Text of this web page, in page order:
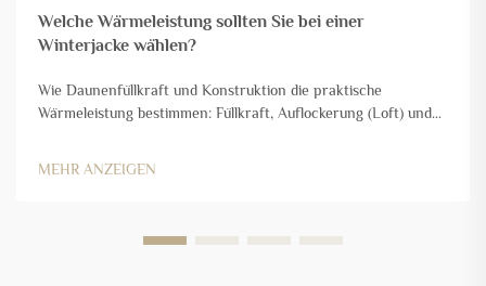
Welche Wärmeleistung sollten Sie bei einer
Winterjacke wählen?
Wie Daunenfüllkraft und Konstruktion die praktische
Wärmeleistung bestimmen: Füllkraft, Auflockerung (Loft) und
Daunenisolierung entsteht durch das Einschließen ruhender
MEHR ANZEIGEN